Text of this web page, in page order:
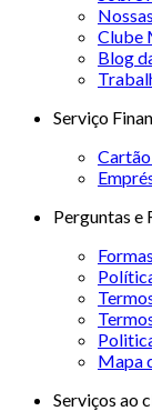
Clube
Blog
Serviço
Perguntas e
Mapa
Serviços ao